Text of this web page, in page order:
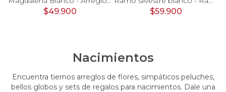
$49.900 $59.900
Nacimientos
Encuentra tiernos arreglos de flores, simpáticos peluches,
bellos globos y sets de regalos para nacimientos. Dale una